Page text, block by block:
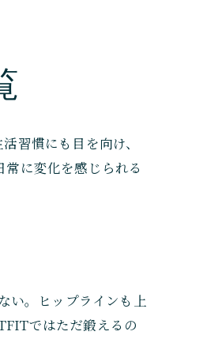
習慣にも目を向け、
に変化を感じられる
い。ヒップラインも上
ではただ鍛えるの